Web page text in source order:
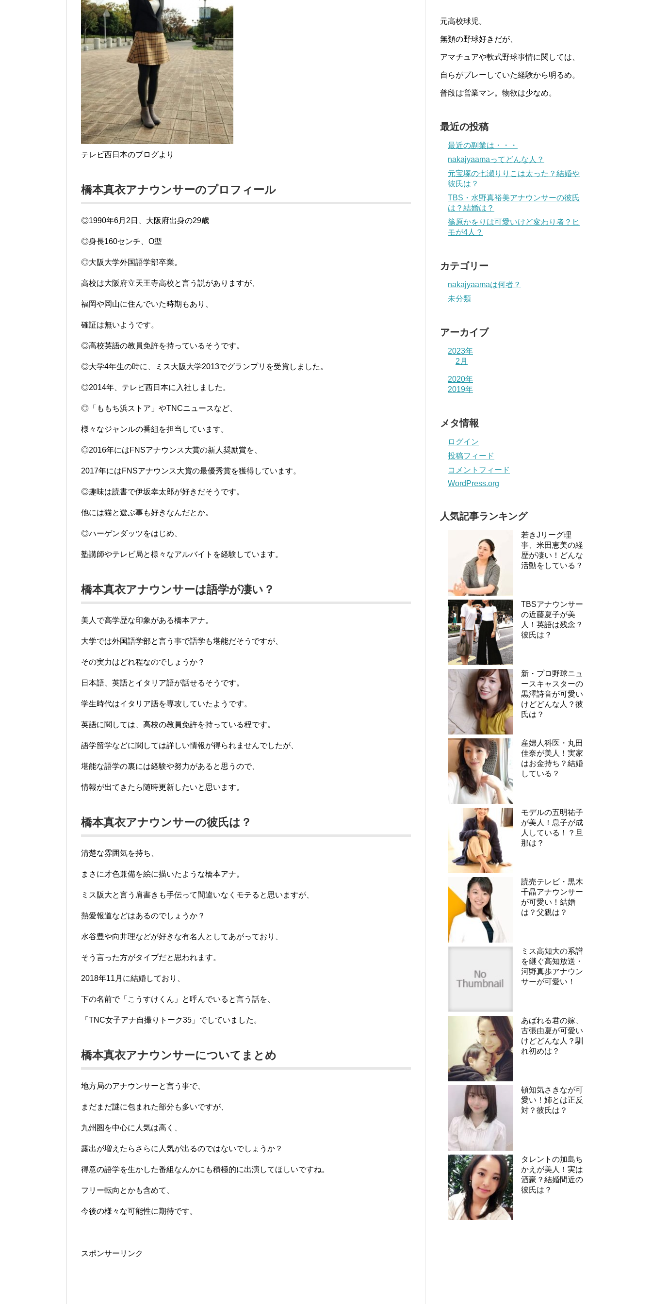
テレビ西日本のブログより
橋本真衣アナウンサーのプロフィール
◎1990年6月2日、大阪府出身の29歳
◎身長160センチ、O型
◎大阪大学外国語学部卒業。
高校は大阪府立天王寺高校と言う説がありますが、
福岡や岡山に住んでいた時期もあり、
確証は無いようです。
◎高校英語の教員免許を持っているそうです。
◎大学4年生の時に、ミス大阪大学2013でグランプリを受賞しました。
◎2014年、テレビ西日本に入社しました。
◎「ももち浜ストア」やTNCニュースなど、
様々なジャンルの番組を担当しています。
◎2016年にはFNSアナウンス大賞の新人奨励賞を、
2017年にはFNSアナウンス大賞の最優秀賞を獲得しています。
◎趣味は読書で伊坂幸太郎が好きだそうです。
他には猫と遊ぶ事も好きなんだとか。
◎ハーゲンダッツをはじめ、
塾講師やテレビ局と様々なアルバイトを経験しています。
橋本真衣アナウンサーは語学が凄い？
美人で高学歴な印象がある橋本アナ。
大学では外国語学部と言う事で語学も堪能だそうですが、
その実力はどれ程なのでしょうか？
日本語、英語とイタリア語が話せるそうです。
学生時代はイタリア語を専攻していたようです。
英語に関しては、高校の教員免許を持っている程です。
語学留学などに関しては詳しい情報が得られませんでしたが、
堪能な語学の裏には経験や努力があると思うので、
情報が出てきたら随時更新したいと思います。
橋本真衣アナウンサーの彼氏は？
清楚な雰囲気を持ち、
まさに才色兼備を絵に描いたような橋本アナ。
ミス阪大と言う肩書きも手伝って間違いなくモテると思いますが、
熱愛報道などはあるのでしょうか？
水谷豊や向井理などが好きな有名人としてあがっており、
そう言った方がタイプだと思われます。
2018年11月に結婚しており、
下の名前で「こうすけくん」と呼んでいると言う話を、
「TNC女子アナ自撮りトーク35」でしていました。
橋本真衣アナウンサーについてまとめ
地方局のアナウンサーと言う事で、
まだまだ謎に包まれた部分も多いですが、
九州圏を中心に人気は高く、
露出が増えたらさらに人気が出るのではないでしょうか？
得意の語学を生かした番組なんかにも積極的に出演してほしいですね。
フリー転向とかも含めて、
今後の様々な可能性に期待です。
スポンサーリンク
元高校球児。
無類の野球好きだが、
アマチュアや軟式野球事情に関しては、
自らがプレーしていた経験から明るめ。
普段は営業マン。物欲は少なめ。
最近の投稿
最近の副業は・・・
nakajyaamaってどんな人？
元宝塚の七瀬りりこは太った？結婚や
彼氏は？
TBS・水野真裕美アナウンサーの彼氏
は？結婚は？
篠原かをりは可愛いけど変わり者？ヒ
モが4人？
カテゴリー
nakajyaamaは何者？
未分類
アーカイブ
2023年
2月
2020年
2019年
メタ情報
ログイン
投稿フィード
コメントフィード
WordPress.org
人気記事ランキング
若きJリーグ理
事、米田恵美の経
歴が凄い！どんな
活動をしている？
TBSアナウンサー
の近藤夏子が美
人！英語は残念？
彼氏は？
新・プロ野球ニュ
ースキャスターの
黒澤詩音が可愛い
けどどんな人？彼
氏は？
産婦人科医・丸田
佳奈が美人！実家
はお金持ち？結婚
している？
モデルの五明祐子
が美人！息子が成
人している！？旦
那は？
読売テレビ・黒木
千晶アナウンサー
が可愛い！結婚
は？父親は？
ミス高知大の系譜
を継ぐ高知放送・
河野真歩アナウン
サーが可愛い！
あばれる君の嫁、
古張由夏が可愛い
けどどんな人？馴
れ初めは？
頓知気さきなが可
愛い！姉とは正反
対？彼氏は？
タレントの加島ち
かえが美人！実は
酒豪？結婚間近の
彼氏は？